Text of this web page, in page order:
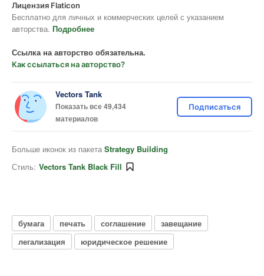
Лицензия Flaticon
Бесплатно для личных и коммерческих целей с указанием
авторства. Подробнее
Ссылка на авторство обязательна.
Как ссылаться на авторство?
Vectors Tank
Показать все 49,434
материалов
Подписаться
Больше иконок из пакета Strategy Building
Стиль: Vectors Tank Black Fill
бумага печать соглашение
завещание
легализация
юридическое решение